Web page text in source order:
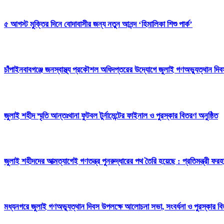
৫ আগস্ট মুক্তির দিনে বোদাবাসীর জন্য নতুন আনন্দ ‘হিমালিকা শিশু পার্ক’
চাঁপাইনবাবগঞ্জে জনস্বাস্থ্য প্রকৌশল অধিদপ্তরের উদ্যোগে জুলাই গণঅভ্যুত্থান
জুলাই শহীদ স্মৃতি আন্তঃথানা ফুটবল টুর্নামেন্টের ফাইনাল ও পুরস্কার বিতরণ অনুষ্ঠিত
জুলাই শহীদদের আত্মত্যাগেই গণতন্ত্র পুনরুদ্ধারের পথ তৈরি হয়েছে : প্রতিমন্ত্রী
মধ্যনগরে জুলাই গণঅভ্যুত্থান দিবস উপলক্ষে আলোচনা সভা, সংবর্ধনা ও পুরস্কার